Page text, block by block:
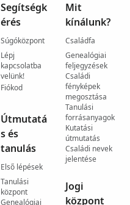
Segítségk
érés
Súgóközpont
Lépj
kapcsolatba
velünk!
Fiókod
Útmutatá
s és
tanulás
Első lépések
Tanulási
központ
Genealógiai
Mit
kínálunk?
Családfa
Genealógiai
feljegyzések
Családi
fényképek
megosztása
Tanulási
forrásanyagok
Kutatási
útmutatás
Családi nevek
jelentése
Jogi
központ